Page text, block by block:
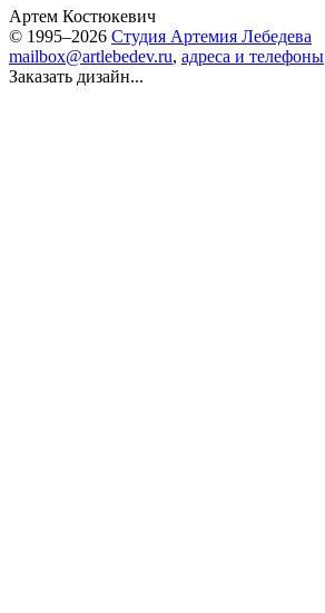
Артем Костюкевич
© 1995–2026 Студия Артемия Лебедева
mailbox@artlebedev.ru, адреса и телефоны
Заказать дизайн...